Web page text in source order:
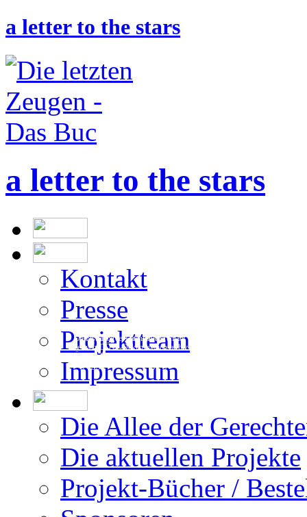
a letter to the stars
a letter to the stars
Kontakt
Presse
Projektteam
Impressum
Die Allee der
Die aktuellen Projekte
Projekt-Bücher /
Die Erstellung der Datenbank beruht auf
den vom DÖW - Dokumentationsarchiv des
Österreichischen Widerstandes - zur Ver-